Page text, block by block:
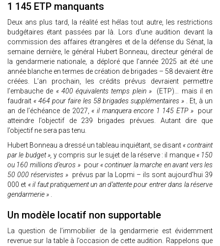
1 145 ETP manquants
Deux ans plus tard, la réalité est hélas tout autre, les restrictions
budgétaires étant passées par là. Lors d’une audition devant la
commission des affaires étrangères et de la défense du Sénat, la
semaine dernière, le général Hubert Bonneau, directeur général de
la gendarmerie nationale, a déploré que l’année 2025 ait été une
année blanche en termes de création de brigades – 58 devaient être
créées. L’an prochain, les crédits prévus devraient permettre
l’embauche de « 400 équivalents temps plein »
(ETP)… mais il en
faudrait « 464 pour faire les 58 brigades supplémentaires » . Et, à un
an de l’échéance de 2027, « il manquera encore 1 145 ETP » pour
atteindre l’objectif de 239 brigades prévues. Autant dire que
l’objectif ne sera pas tenu.
Hubert Bonneau a dressé un tableau inquiétant, se disant « contraint
par le budget », y compris sur le sujet de la réserve : il manque « 150
ou 160 millions d’euros » pour « continuer la marche en avant vers les
50 000 réservistes » prévus par la Lopmi – ils sont aujourd’hui 39
000 et « il faut pratiquement un an d’attente pour entrer dans la réserve
gendarmerie » .
Un modèle locatif non supportable
La question de l’immobilier de la gendarmerie est évidemment
revenue sur la table à l’occasion de cette audition. Rappelons que